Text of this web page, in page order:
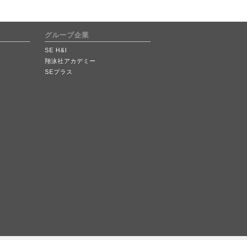
グループ企業
SE H&I
翔泳社アカデミー
SEプラス